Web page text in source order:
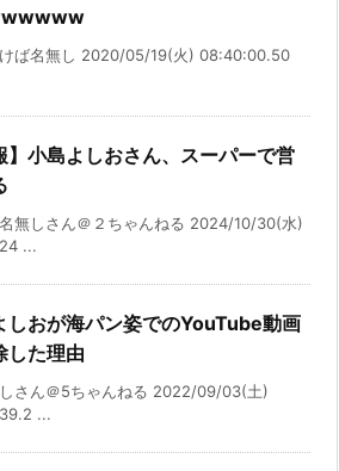
ば名無し 2020/05/19(火) 08:40:00.50
】小島よしおさん、スーパーで営
無しさん＠２ちゃんねる 2024/10/30(水)
...
しおが海パン姿でのYouTube動画
した理由
さん＠5ちゃんねる 2022/09/03(土)
...